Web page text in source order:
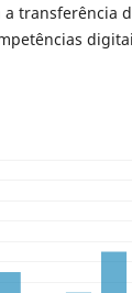
transferência